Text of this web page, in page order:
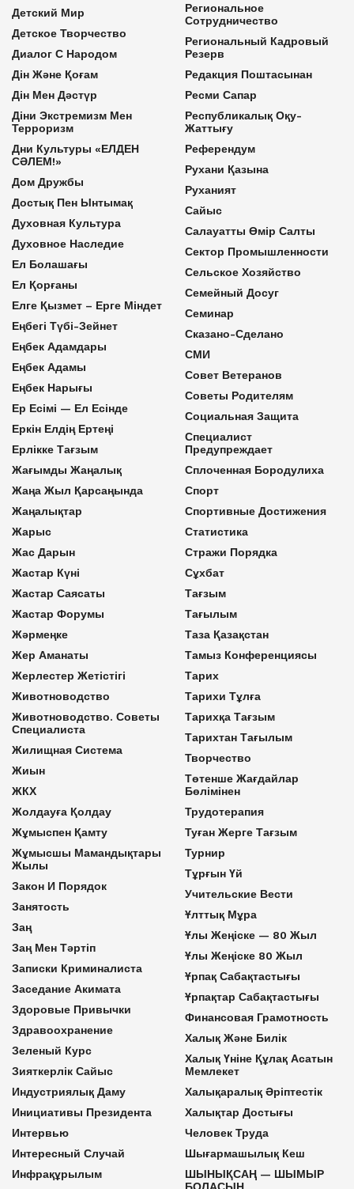
Детский Мир
Детское Творчество
Диалог С Народом
Дін Және Қоғам
Дін Мен Дәстүр
Діни Экстремизм Мен
Терроризм
Дни Культуры «ЕЛДЕН
СӘЛЕМ!»
Дом Дружбы
Достық Пен Ынтымақ
Духовная Культура
Духовное Наследие
Ел Болашағы
Ел Қорғаны
Елге Қызмет – Ерге Міндет
Еңбегі Түбі-Зейнет
Еңбек Адамдары
Еңбек Адамы
Еңбек Нарығы
Ер Есімі — Ел Есінде
Еркін Елдің Ертеңі
Ерлікке Тағзым
Жағымды Жаңалық
Жаңа Жыл Қарсаңында
Жаңалықтар
Жарыс
Жас Дарын
Жастар Күні
Жастар Саясаты
Жастар Форумы
Жәрмеңке
Жер Аманаты
Жерлестер Жетістігі
Животноводство
Животноводство. Советы
Специалиста
Жилищная Система
Жиын
ЖКХ
Жолдауға Қолдау
Жұмыспен Қамту
Жұмысшы Мамандықтары
Жылы
Закон И Порядок
Занятость
Заң
Заң Мен Тәртіп
Записки Криминалиста
Заседание Акимата
Здоровые Привычки
Здравоохранение
Зеленый Курс
Зияткерлік Сайыс
Индустриялық Даму
Инициативы Президента
Интервью
Интересный Случай
Инфрақұрылым
Региональное
Сотрудничество
Региональный Кадровый
Резерв
Редакция Поштасынан
Ресми Сапар
Республикалық Оқу-
Жаттығу
Референдум
Рухани Қазына
Руханият
Сайыс
Салауатты Өмір Салты
Сектор Промышленности
Сельское Хозяйство
Семейный Досуг
Семинар
Сказано-Сделано
СМИ
Совет Ветеранов
Советы Родителям
Социальная Защита
Специалист
Предупреждает
Сплоченная Бородулиха
Спорт
Спортивные Достижения
Статистика
Стражи Порядка
Сұхбат
Тағзым
Тағылым
Таза Қазақстан
Тамыз Конференциясы
Тарих
Тарихи Тұлға
Тарихқа Тағзым
Тарихтан Тағылым
Творчество
Төтенше Жағдайлар
Бөлімінен
Трудотерапия
Туған Жерге Тағзым
Турнир
Тұрғын Үй
Учительские Вести
Ұлттық Мұра
Ұлы Жеңіске — 80 Жыл
Ұлы Жеңіске 80 Жыл
Ұрпақ Сабақтастығы
Ұрпақтар Сабақтастығы
Финансовая Грамотность
Халық Және Билік
Халық Үніне Құлақ Асатын
Мемлекет
Халықаралық Әріптестік
Халықтар Достығы
Человек Труда
Шығармашылық Кеш
ШЫНЫҚСАҢ — ШЫМЫР
БОЛАСЫҢ